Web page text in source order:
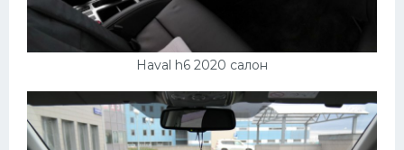
Haval h6 2020 салон
УАЗ
Феррари
Поезда